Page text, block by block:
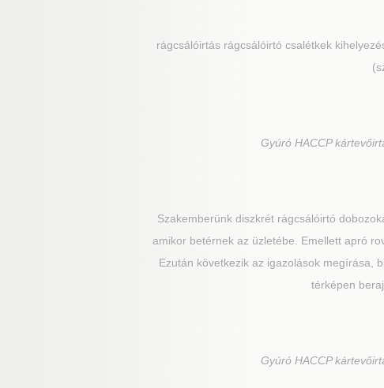
rágcsálóirtás rágcsálóirtó csalétkek
Gyúró HACCP
Szakemberünk diszkrét rágcsálóirtó
amikor betérnek az üzletébe. Emellett apró
Ezután következik az igazolások megírása,
térképen
Gyúró HACCP